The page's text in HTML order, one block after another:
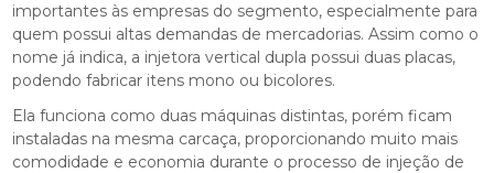
importantes às empresas do segmento, especialmente para
quem possui altas demandas de mercadorias. Assim como o
nome já indica, a injetora vertical dupla possui duas placas,
podendo fabricar itens mono ou bicolores.
Ela funciona como duas máquinas distintas, porém ficam
instaladas na mesma carcaça, proporcionando muito mais
comodidade e economia durante o processo de injeção de